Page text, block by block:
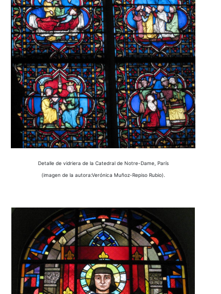
Detalle de vidriera de la Catedral de Notre-Dame, París
(imagen de la autora:Verónica Muñoz-Repiso Rubio).